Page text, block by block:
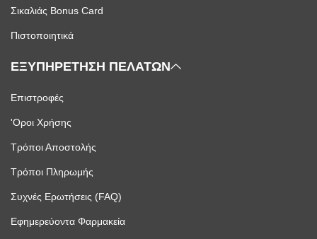
Σικαλιάς Bonus Card
Πιστοποιητικά
ΕΞΥΠΗΡΕΤΗΣΗ ΠΕΛΑΤΩΝ
Επιστροφές
'Οροι Χρήσης
Τρόποι Αποστολής
Τρόποι Πληρωμής
Συχνές Ερωτήσεις (FAQ)
Εφημερεύοντα Φαρμακεία